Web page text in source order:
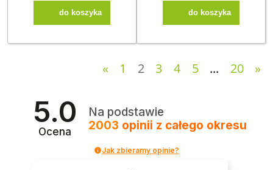
do koszyka do koszyka
« 1 2 3 4 5 ... 20 »
5.0
Ocena
Na podstawie
2003 opinii z całego okresu
Jak zbieramy opinie?